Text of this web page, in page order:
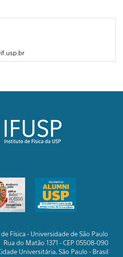
Física - Universidade de São Paulo
Rua do Matão 1371 - CEP 05508-090
Universitária, São Paulo - Brasil